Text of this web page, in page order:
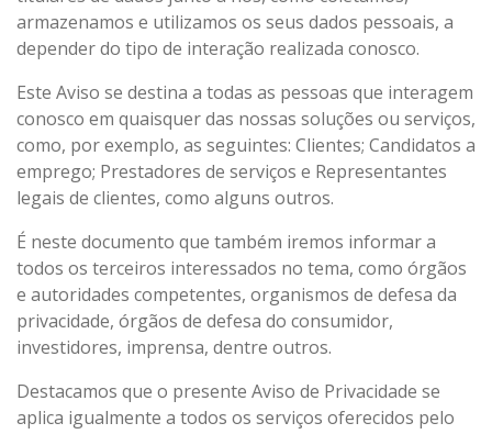
armazenamos e utilizamos os seus dados pessoais, a
depender do tipo de interação realizada conosco.
Este Aviso se destina a todas as pessoas que interagem
conosco em quaisquer das nossas soluções ou serviços,
como, por exemplo, as seguintes: Clientes; Candidatos a
emprego; Prestadores de serviços e Representantes
legais de clientes, como alguns outros.
É neste documento que também iremos informar a
todos os terceiros interessados no tema, como órgãos
e autoridades competentes, organismos de defesa da
privacidade, órgãos de defesa do consumidor,
investidores, imprensa, dentre outros.
Destacamos que o presente Aviso de Privacidade se
aplica igualmente a todos os serviços oferecidos pelo